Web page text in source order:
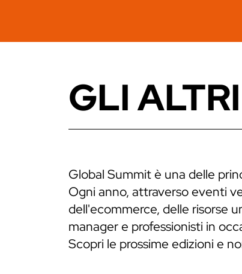
GLI
Global Summit è una delle
Ogni anno, attraverso eventi
dell'ecommerce, delle risorse
manager e professionisti in
Scopri le prossime edizioni e